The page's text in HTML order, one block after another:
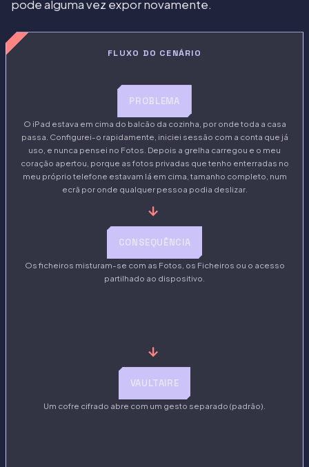
pode alguma vez expor novamente.
FLUXO DO CENÁRIO
PROBLEMA
O iPad estava em cima do balcão da cozinha, por onde toda a casa
passa. Configurei-o rapidamente, iniciei sessão com a conta que já
uso, e nunca pensei no Fotos. Depois a grelha carregou e o meu
coração apertou, porque as fotos privadas que tenho enterradas no
meu próprio telefone estavam lá em cima, tamanho completo, num
ecrã por onde qualquer pessoa podia deslizar.
→
CONSEQUÊNCIA
Os ficheiros misturam-se com as Fotos, os Ficheiros ou o acesso
partilhado ao dispositivo.
→
VAULTAIRE
Um cofre cifrado abre com um gesto separado (padrão).